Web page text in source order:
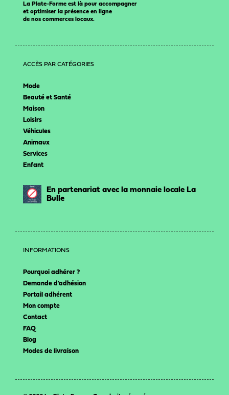
La Plate-Forme est là pour accompagner
et optimiser la présence en ligne
de nos commerces locaux.
ACCÈS PAR CATÉGORIES
Mode
Beauté et Santé
Maison
Loisirs
Véhicules
Animaux
Services
Enfant
En partenariat avec la monnaie locale La
Bulle
INFORMATIONS
Pourquoi adhérer ?
Demande d’adhésion
Portail adhérent
Mon compte
Contact
FAQ
Blog
Modes de livraison